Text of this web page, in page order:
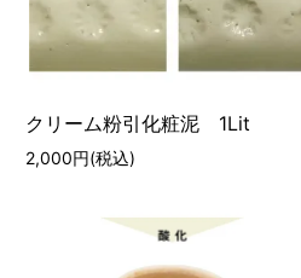
クリーム粉引化粧泥 1Lit
2,000円(税込)